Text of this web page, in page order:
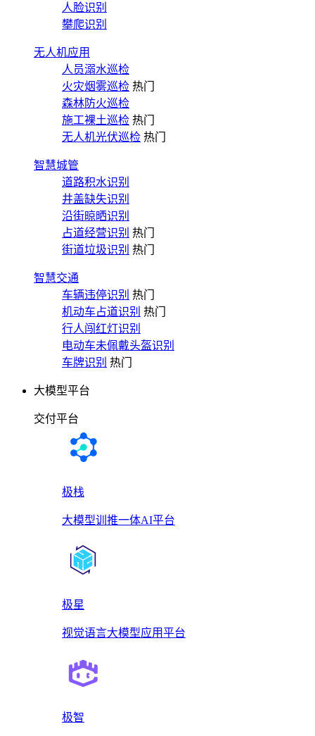
人脸识别
攀爬识别
无人机应用
人员溺水巡检
火灾烟雾巡检 热门
森林防火巡检
施工裸土巡检 热门
无人机光伏巡检 热门
智慧城管
道路积水识别
井盖缺失识别
沿街晾晒识别
占道经营识别 热门
街道垃圾识别 热门
智慧交通
车辆违停识别 热门
机动车占道识别 热门
行人闯红灯识别
电动车未佩戴头盔识别
车牌识别 热门
大模型平台
交付平台
极栈
大模型训推一体AI平台
极星
视觉语言大模型应用平台
极智